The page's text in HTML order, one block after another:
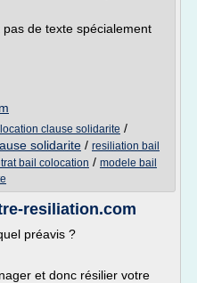
de texte spécialement
clause solidarite /
solidarite / resiliation bail
bail colocation / modele bail
resiliation.com
préavis ?
et donc résilier votre